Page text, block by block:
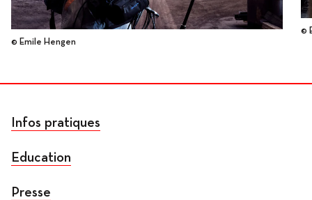
© Emile Hengen
©
Infos pratiques
Education
Presse